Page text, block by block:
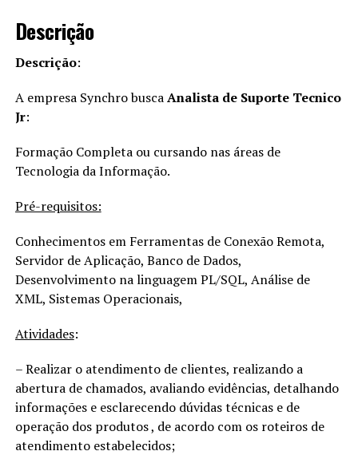
Descrição
Descrição:
A empresa Synchro buscaAnalista de Suporte Tecnico
Jr:
Formação Completa ou cursando nas áreas de
Tecnologia da Informação.
Pré-requisitos:
Conhecimentos em Ferramentas de Conexão Remota,
Servidor de Aplicação, Banco de Dados,
Desenvolvimento na linguagem PL/SQL, Análise de
XML, Sistemas Operacionais,
Atividades:
– Realizar o atendimento de clientes, realizando a
abertura de chamados, avaliando evidências, detalhando
informações e esclarecendo dúvidas técnicas e de
operação dos produtos , de acordo com os roteiros de
atendimento estabelecidos;